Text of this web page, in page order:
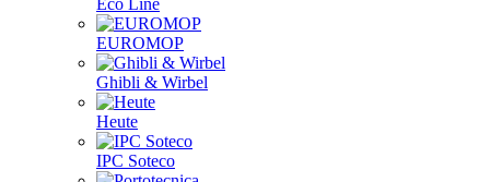
Eco Line
EUROMOP
Ghibli & Wirbel
Heute
IPC Soteco